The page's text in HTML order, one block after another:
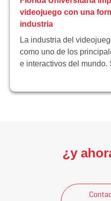
videojuego con una
industria
La industria del
como uno de los
e interactivos del
¿y